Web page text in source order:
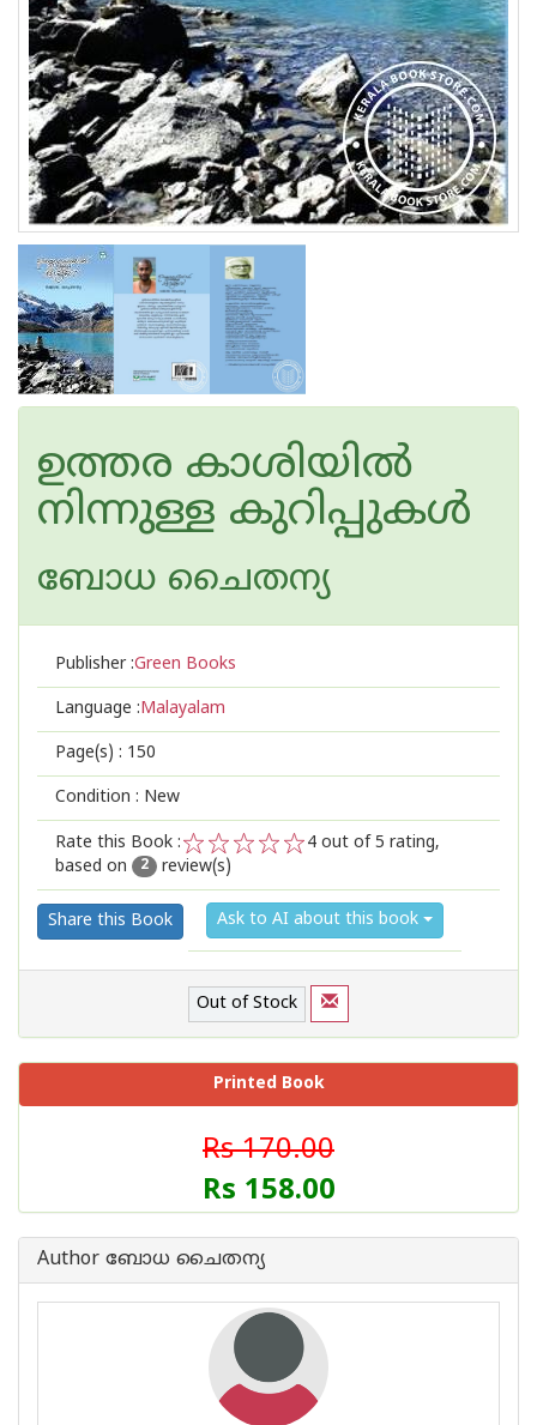
ഉത്തര‌ കാശിയില്‍
നിന്നുള്ള കുറിപ്പുകള്‍
ബോധ ചൈതന്യ
Publisher :Green Books
Language :Malayalam
Page(s) : 150
Condition : New
Rate this Book :
2
1
4 out of 5 rating,
based on
2 review(s)
Share this Book Ask to AI about this book
Out of Stock
Printed Book
Rs 170.00
Rs 158.00
Author ബോധ ചൈതന്യ